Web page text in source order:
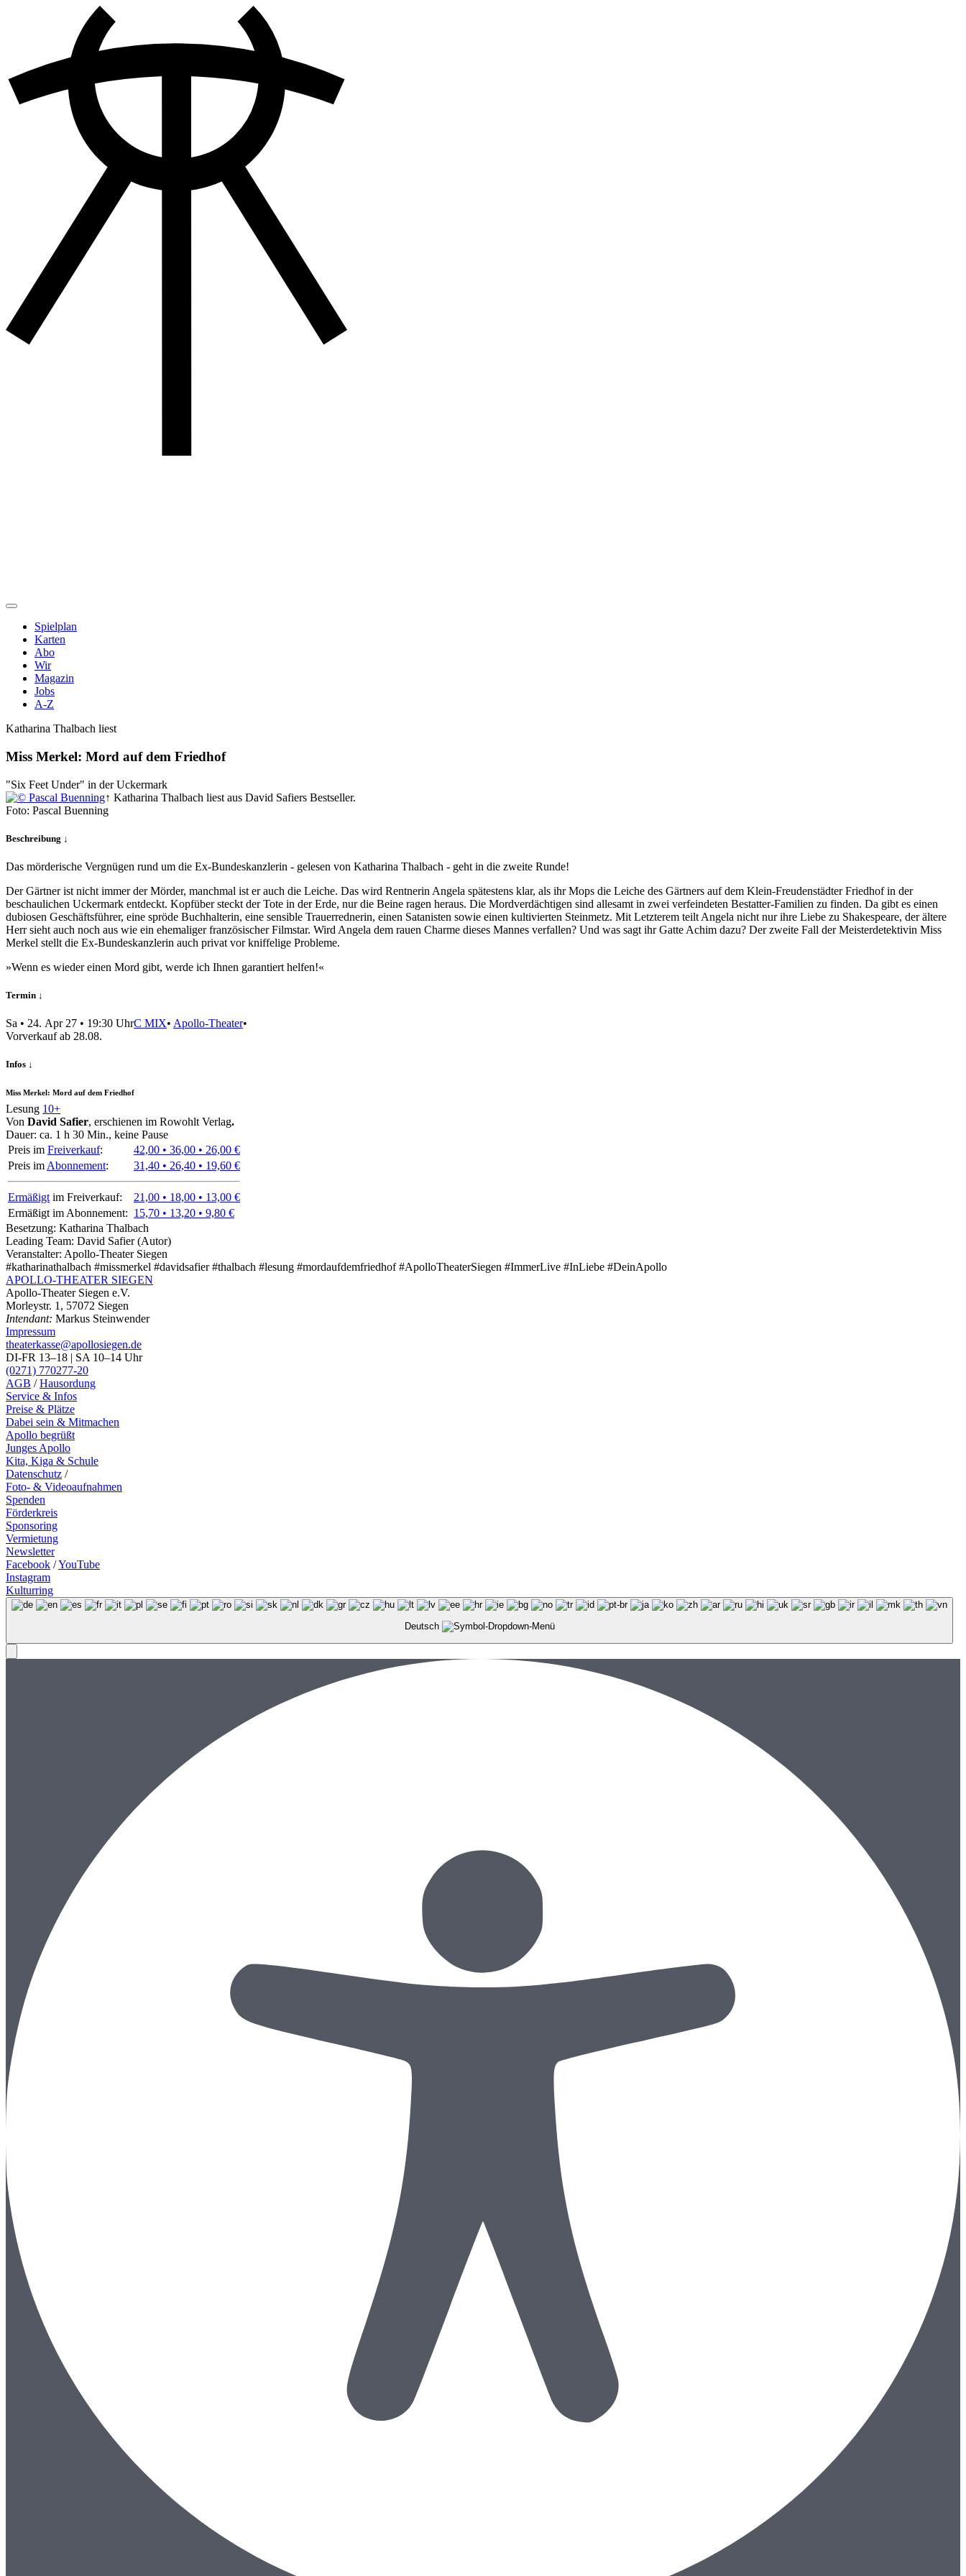
Spielplan
Karten
Abo
Wir
Magazin
Jobs
A-Z
Katharina Thalbach liest
Miss Merkel: Mord auf dem Friedhof
"Six Feet Under" in der Uckermark
↑ Katharina Thalbach liest aus David Safiers Bestseller.
Foto: Pascal Buenning
Beschreibung ↓
Das mörderische Vergnügen rund um die Ex-Bundeskanzlerin - gelesen von Katharina Thalbach - geht in die zweite Runde!
Der Gärtner ist nicht immer der Mörder, manchmal ist er auch die Leiche. Das wird Rentnerin Angela spätestens klar, als ihr Mops die Leiche des Gärtners auf dem Klein-Freudenstädter Friedhof in der
beschaulichen Uckermark entdeckt. Kopfüber steckt der Tote in der Erde, nur die Beine ragen heraus. Die Mordverdächtigen sind allesamt in zwei verfeindeten Bestatter-Familien zu finden. Da gibt es einen
dubiosen Geschäftsführer, eine spröde Buchhalterin, eine sensible Trauerrednerin, einen Satanisten sowie einen kultivierten Steinmetz. Mit Letzterem teilt Angela nicht nur ihre Liebe zu Shakespeare, der ältere
Herr sieht auch noch aus wie ein ehemaliger französischer Filmstar. Wird Angela dem rauen Charme dieses Mannes verfallen? Und was sagt ihr Gatte Achim dazu? Der zweite Fall der Meisterdetektivin Miss
Merkel stellt die Ex-Bundeskanzlerin auch privat vor kniffelige Probleme.
»Wenn es wieder einen Mord gibt, werde ich Ihnen garantiert helfen!«
Termin ↓
Sa • 24. Apr 27 • 19:30 UhrC MIX• Apollo-Theater•
Vor­verkauf ab 28.08.
Infos ↓
Miss Merkel: Mord auf dem Friedhof
Lesung 10+
Von David Safier, erschienen im Rowohlt Verlag.
Dauer: ca. 1 h 30 Min., keine Pause
Preis im Freiverkauf:
42,00 • 36,00 • 26,00 €
Preis im Abonnement: 31,40 • 26,40 • 19,60 €
Ermäßigt im Freiverkauf:
21,00 • 18,00 • 13,00 €
Ermäßigt im Abonnement: 15,70 • 13,20 • 9,80 €
Besetzung: Katharina Thalbach
Leading Team: David Safier (Autor)
Veranstalter: Apollo-Theater Siegen
#katharinathalbach #missmerkel #davidsafier #thalbach #lesung #mordaufdemfriedhof #ApolloTheaterSiegen #ImmerLive #InLiebe #DeinApollo
APOLLO-THEATER SIEGEN
Apollo-Theater Siegen e.V.
Morleystr. 1, 57072 Siegen
Intendant: Markus Steinwender
Impressum
theaterkasse@apollosiegen.de
DI-FR 13–18 | SA 10–14 Uhr
(0271) 770277-20
AGB /Hausordung
Service & Infos
Preise & Plätze
Dabei sein & Mitmachen
Apollo begrüßt
Junges Apollo
Kita, Kiga & Schule
Datenschutz /
Foto- & Videoaufnahmen
Spenden
Förderkreis
Sponsoring
Vermietung
Newsletter
Facebook /YouTube
Instagram
Kulturring
Deutsch